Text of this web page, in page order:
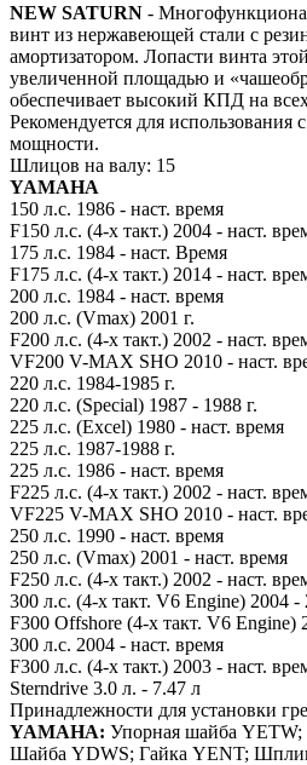
NEW SATURN -
винт из нержавеющей стали с
амортизатором. Лопасти винта
увеличенной площадью и
обеспечивает высокий КПД на
Рекомендуется для использования
мощности.
Шлицов на валу: 15
YAMAHA
150 л.с. 1986 - наст. время
F150 л.с. (4-х такт.) 2004 - наст.
175 л.с. 1984 - наст. Время
F175 л.с. (4-х такт.) 2014 - наст.
200 л.с. 1984 - наст. время
200 л.с. (Vmax) 2001 г.
F200 л.с. (4-х такт.) 2002 - наст.
VF200 V-MAX SHO 2010 - наст.
220 л.с. 1984-1985 г.
220 л.с. (Special) 1987 - 1988 г.
225 л.с. (Excel) 1980 - наст. время
225 л.с. 1987-1988 г.
225 л.с. 1986 - наст. время
F225 л.с. (4-х такт.) 2002 - наст.
VF225 V-MAX SHO 2010 - наст.
250 л.с. 1990 - наст. время
250 л.с. (Vmax) 2001 - наст. время
F250 л.с. (4-х такт.) 2002 - наст.
300 л.с. (4-х такт. V6 Engine) 2004 -
F300 Offshore (4-х такт. V6 Engine)
300 л.с. 2004 - наст. время
F300 л.с. (4-х такт.) 2003 - наст.
Sterndrive 3.0 л. - 7.47 л
Принадлежности для установки
YAMAHA: Упорная шайба
Шайба YDWS; Гайка YENT;